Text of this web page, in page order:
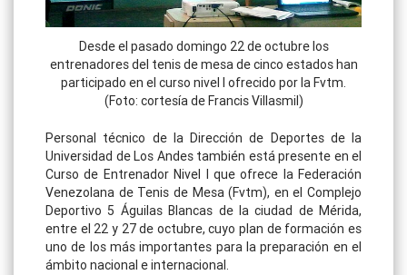
Desde el pasado domingo 22 de octubre los
entrenadores del tenis de mesa de cinco estados han
participado en el curso nivel I ofrecido por la Fvtm.
(Foto: cortesía de Francis Villasmil)
Personal técnico de la Dirección de Deportes de la
Universidad de Los Andes también está presente en el
Curso de Entrenador Nivel I que ofrece la Federación
Venezolana de Tenis de Mesa (Fvtm), en el Complejo
Deportivo 5 Águilas Blancas de la ciudad de Mérida,
entre el 22 y 27 de octubre, cuyo plan de formación es
uno de los más importantes para la preparación en el
ámbito nacional e internacional.